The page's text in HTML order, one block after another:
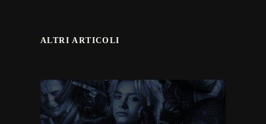
ALTRI ARTICOLI
Thunderbolts